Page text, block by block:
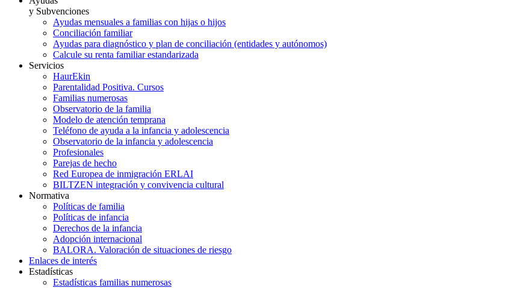
y Subvenciones
Ayudas mensuales a familias con hijas o hijos
Conciliación familiar
Ayudas para diagnóstico y plan de conciliación (entidades y autónomos)
Calcule su renta familiar estandarizada
Servicios
HaurEkin
Parentalidad Positiva. Cursos
Familias numerosas
Observatorio de la familia
Modelo de atención temprana
Teléfono de ayuda a la infancia y adolescencia
Observatorio de la infancia y adolescencia
Profesionales
Parejas de hecho
Red Europea de inmigración ERLAI
BILTZEN integración y convivencia cultural
Normativa
Políticas de familia
Políticas de infancia
Derechos de la infancia
Adopción internacional
BALORA. Valoración de situaciones de riesgo
Enlaces de interés
Estadísticas
Estadísticas familias numerosas